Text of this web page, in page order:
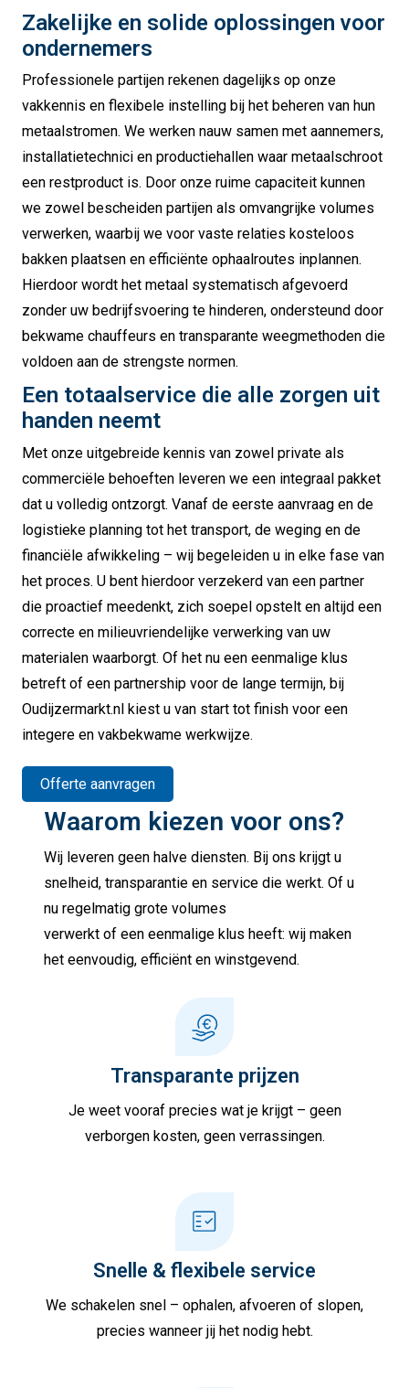
Zakelijke en solide oplossingen voor
ondernemers
Professionele partijen rekenen dagelijks op onze
vakkennis en flexibele instelling bij het beheren van hun
metaalstromen. We werken nauw samen met aannemers,
installatietechnici en productiehallen waar metaalschroot
een restproduct is. Door onze ruime capaciteit kunnen
we zowel bescheiden partijen als omvangrijke volumes
verwerken, waarbij we voor vaste relaties kosteloos
bakken plaatsen en efficiënte ophaalroutes inplannen.
Hierdoor wordt het metaal systematisch afgevoerd
zonder uw bedrijfsvoering te hinderen, ondersteund door
bekwame chauffeurs en transparante weegmethoden die
voldoen aan de strengste normen.
Een totaalservice die alle zorgen uit
handen neemt
Met onze uitgebreide kennis van zowel private als
commerciële behoeften leveren we een integraal pakket
dat u volledig ontzorgt. Vanaf de eerste aanvraag en de
logistieke planning tot het transport, de weging en de
financiële afwikkeling – wij begeleiden u in elke fase van
het proces. U bent hierdoor verzekerd van een partner
die proactief meedenkt, zich soepel opstelt en altijd een
correcte en milieuvriendelijke verwerking van uw
materialen waarborgt. Of het nu een eenmalige klus
betreft of een partnership voor de lange termijn, bij
Oudijzermarkt.nl kiest u van start tot finish voor een
integere en vakbekwame werkwijze.
Offerte aanvragen
Waarom kiezen voor ons?
Wij leveren geen halve diensten. Bij ons krijgt u
snelheid, transparantie en service die werkt. Of u
nu regelmatig grote volumes
verwerkt of een eenmalige klus heeft: wij maken
het eenvoudig, efficiënt en winstgevend.
Transparante prijzen
Je weet vooraf precies wat je krijgt – geen
verborgen kosten, geen verrassingen.
Snelle & flexibele service
We schakelen snel – ophalen, afvoeren of slopen,
precies wanneer jij het nodig hebt.